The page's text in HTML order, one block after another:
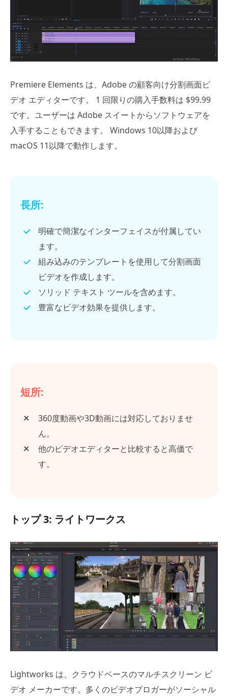
Premiere Elements は、Adobe の顧客向け分割画面ビ
デオ エディターです。 1 回限りの購入手数料は $99.99
です。ユーザーは Adobe スイートからソフトウェアを
入手することもできます。 Windows 10以降および
macOS 11以降で動作します。
長所:
明確で簡潔なインターフェイスが付属してい
ます。
組み込みのテンプレートを使用して分割画面
ビデオを作成します。
ソリッド テキスト ツールを含めます。
豊富なビデオ効果を提供します。
短所:
360度動画や3D動画には対応しておりませ
ん。
他のビデオエディターと比較すると高価で
す。
トップ 3: ライトワークス
Lightworks は、クラウドベースのマルチスクリーン ビ
デオ メーカーです。多くのビデオブロガーがソーシャル